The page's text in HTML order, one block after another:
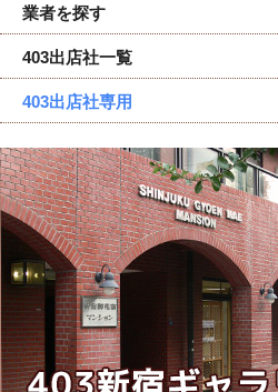
業者を探す
403出店社一覧
403出店社専用